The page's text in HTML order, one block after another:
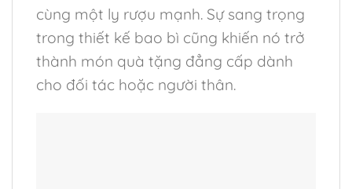
cùng một ly rượu mạnh. Sự sang trọng
trong thiết kế bao bì cũng khiến nó trở
thành món quà tặng đẳng cấp dành
cho đối tác hoặc người thân.